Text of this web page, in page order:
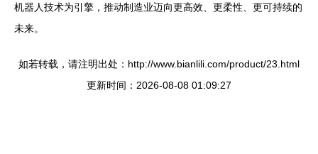
机器人技术为引擎，推动制造业迈向更高效、更柔性、更可持续的
未来。
如若转载，请注明出处：http://www.bianlili.com/product/23.html
更新时间：2026-08-08 01:09:27